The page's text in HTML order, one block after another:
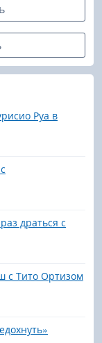
Руа в
драться с
с Тито Ортизом